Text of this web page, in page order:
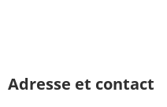
Adresse et contact